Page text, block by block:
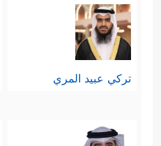
تركي عبيد المري